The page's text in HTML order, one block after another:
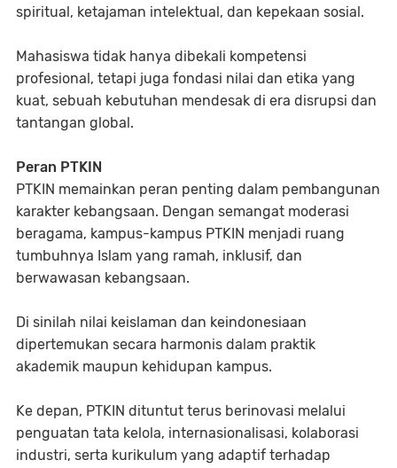
spiritual, ketajaman intelektual, dan kepekaan sosial.
Mahasiswa tidak hanya dibekali kompetensi
profesional, tetapi juga fondasi nilai dan etika yang
kuat, sebuah kebutuhan mendesak di era disrupsi dan
tantangan global.
Peran PTKIN
PTKIN memainkan peran penting dalam pembangunan
karakter kebangsaan. Dengan semangat moderasi
beragama, kampus-kampus PTKIN menjadi ruang
tumbuhnya Islam yang ramah, inklusif, dan
berwawasan kebangsaan.
Di sinilah nilai keislaman dan keindonesiaan
dipertemukan secara harmonis dalam praktik
akademik maupun kehidupan kampus.
Ke depan, PTKIN dituntut terus berinovasi melalui
penguatan tata kelola, internasionalisasi, kolaborasi
industri, serta kurikulum yang adaptif terhadap